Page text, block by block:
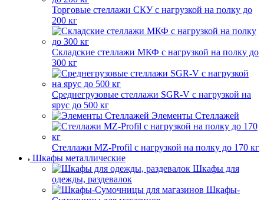
Торговые стеллажи СКУ с нагрузкой на полку до
200 кг
Складские стеллажи МКФ с нагрузкой на полку до
300 кг
Среднегрузовые стеллажи SGR-V с нагрузкой на
ярус до 500 кг
Элементы Стеллажей
Стеллажи MZ-Profil с нагрузкой на полку до 170 кг
Шкафы металлические
Шкафы для
одежды, раздевалок
Шкафы-